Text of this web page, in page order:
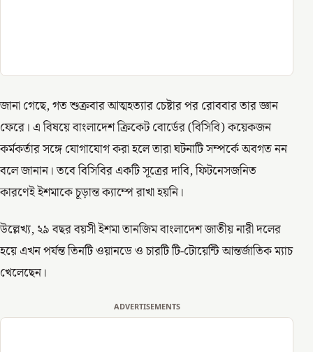
জানা গেছে, গত শুক্রবার আত্মহত্যার চেষ্টার পর রোববার তার জ্ঞান
ফেরে। এ বিষয়ে বাংলাদেশ ক্রিকেট বোর্ডের (বিসিবি) কয়েকজন
কর্মকর্তার সঙ্গে যোগাযোগ করা হলে তারা ঘটনাটি সম্পর্কে অবগত নন
বলে জানান। তবে বিসিবির একটি সূত্রের দাবি, ফিটনেসজনিত
কারণেই ইশমাকে চূড়ান্ত ক্যাম্পে রাখা হয়নি।
উল্লেখ্য, ২৯ বছর বয়সী ইশমা তানজিম বাংলাদেশ জাতীয় নারী দলের
হয়ে এখন পর্যন্ত তিনটি ওয়ানডে ও চারটি টি-টোয়েন্টি আন্তর্জাতিক ম্যাচ
খেলেছেন।
ADVERTISEMENTS